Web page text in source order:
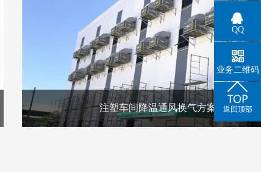
注塑车间降温通风换气方案
QQ
业务二维码
返回顶部